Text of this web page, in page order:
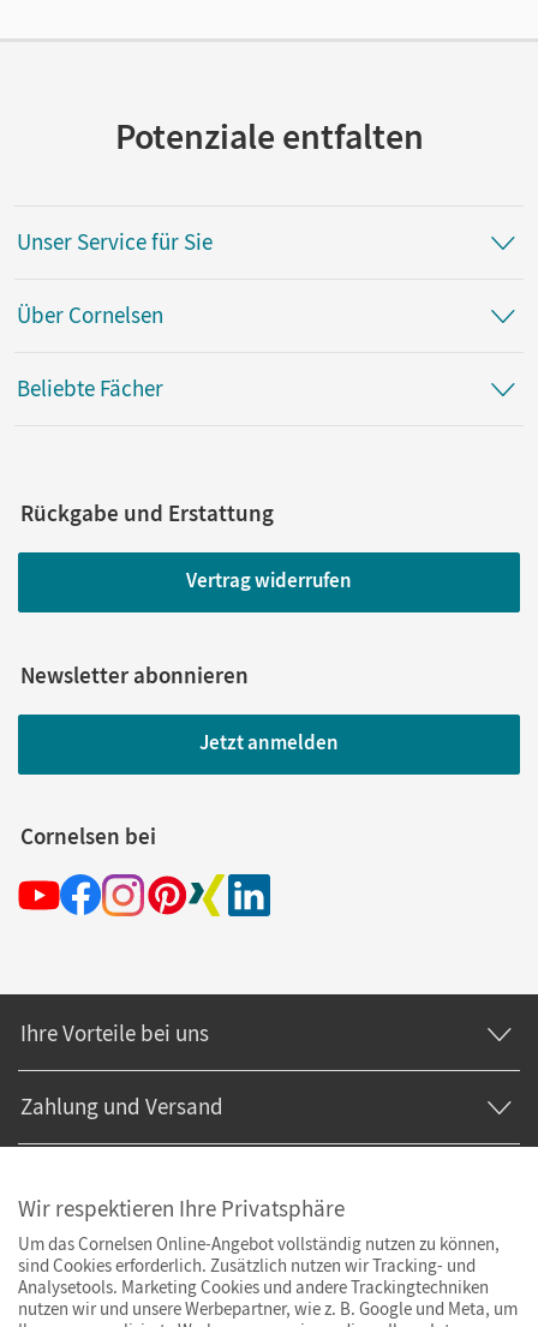
Potenziale entfalten
Unser Service für Sie
Über Cornelsen
Beliebte Fächer
Rückgabe und Erstattung
Vertrag widerrufen
Newsletter abonnieren
Jetzt anmelden
Cornelsen bei
Ihre Vorteile bei uns
Zahlung und Versand
Wir respektieren Ihre Privatsphäre
Um das Cornelsen Online-Angebot vollständig nutzen zu können,
sind Cookies erforderlich. Zusätzlich nutzen wir Tracking- und
Analysetools. Marketing Cookies und andere Trackingtechniken
nutzen wir und unsere Werbepartner, wie z. B. Google und Meta, um